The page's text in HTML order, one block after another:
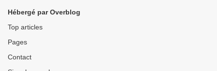
Hébergé par Overblog
Top articles
Pages
Contact